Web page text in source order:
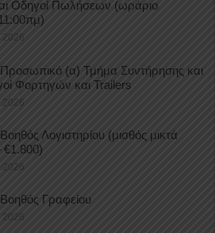
Οδηγοί Πωλήσεων (ωράριο
2026
Προσωπικό (α) Τμήμα Συντήρησης και
Φορτηγών και Trailers
2026
Βοηθός Λογιστηρίου (μισθός μικτά
€1.800)
2026
Βοηθός Γραφείου
2026